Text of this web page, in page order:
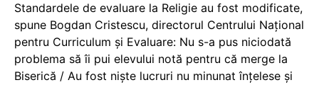
Standardele de evaluare la Religie au fost modificate,
spune Bogdan Cristescu, directorul Centrului Național
pentru Curriculum și Evaluare: Nu s-a pus niciodată
problema să îi pui elevului notă pentru că merge la
Biserică / Au fost niște lucruri nu minunat înțelese și